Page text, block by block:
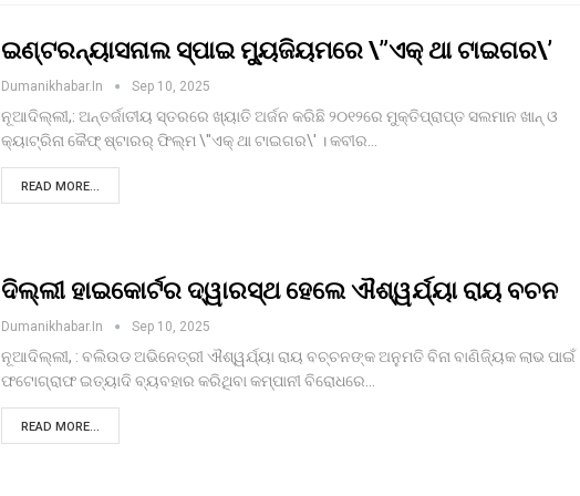
ଇଣ୍ଟରନ୍ୟାସନାଲ ସ୍ପାଇ ମ୍ୟୁଜିୟମରେ \”ଏକ୍ ଥା ଟାଇଗର\’
Dumanikhabar.in Sep 10, 2025
ନୂଆଦିଲ୍ଲୀ,: ଅନ୍ତର୍ଜାତୀୟ ସ୍ତରରେ ଖ୍ୟାତି ଅର୍ଜନ କରିଛି ୨୦୧୨ରେ ମୁକ୍ତିପ୍ରାପ୍ତ ସଲମାନ ଖାନ୍ ଓ
କ୍ୟାଟ୍ରିନା କୈଫ୍‌ ଷ୍ଟାରର୍ ଫିଲ୍ମ \"ଏକ୍ ଥା ଟାଇଗର\' । କବୀର…
READ MORE...
ଦିଲ୍ଲୀ ହାଇକୋର୍ଟର ଦ୍ୱାରସ୍ଥ ହେଲେ ଐଶ୍ୱର୍ଯ୍ୟା ରାୟ ବଚନ
Dumanikhabar.in Sep 10, 2025
ନୂଆଦିଲ୍ଲୀ, : ବଲିଉଡ ଅଭିନେତ୍ରୀ ଐଶ୍ୱର୍ଯ୍ୟା ରାୟ ବଚ୍ଚନଙ୍କ ଅନୁମତି ବିନା ବାଣିଜ୍ୟିକ ଲାଭ ପାଇଁ
ଫଟୋଗ୍ରାଫ ଇତ୍ୟାଦି ବ୍ୟବହାର କରିଥିବା କମ୍ପାନୀ ବିରୋଧରେ…
READ MORE...